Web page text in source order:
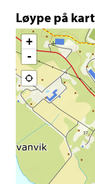
Løype på kart
+
-